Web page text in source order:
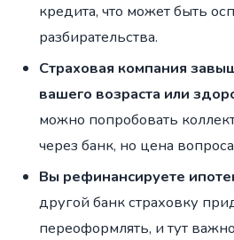
кредита, что может быть
разбирательства.
Страховая компания
вашего возраста или
можно попробовать
через банк, но цена
Вы рефинансируете
другой банк страховку
переоформлять, и тут